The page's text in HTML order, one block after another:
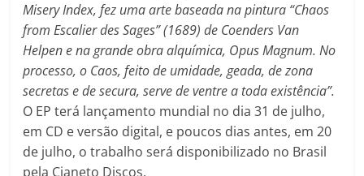
Misery Index, fez uma arte baseada na pintura “Chaos
from Escalier des Sages” (1689) de Coenders Van
Helpen e na grande obra alquímica, Opus Magnum. No
processo, o Caos, feito de umidade, geada, de zona
secretas e de secura, serve de ventre a toda existência”.
O EP terá lançamento mundial no dia 31 de julho,
em CD e versão digital, e poucos dias antes, em 20
de julho, o trabalho será disponibilizado no Brasil
pela Cianeto Discos.